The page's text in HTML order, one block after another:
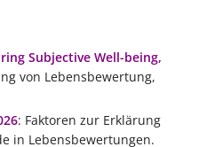
Subjective Well-being,
von Lebensbewertung,
: Faktoren zur Erklärung
in Lebensbewertungen.